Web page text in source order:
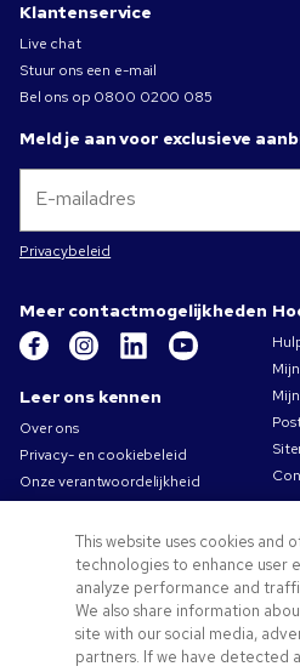
Klantenservice
Live chat
Stuur ons een e-mail
Bel ons op 0800 0200 085
Meld je aan voor exclusieve
Privacybeleid
Meer contactmogelijkheden
Leer ons kennen
Over ons
Privacy- en cookiebeleid
Onze verantwoordelijkheid
Algemene verkoopsvoorwaarden
Carrières bij Pens.com
Aanbiedingen &
hulpmiddelen
Relatiegeschenken
This website uses cookies and
technologies to enhance user
analyze performance and
We also share information
site with our social media,
partners. If we have detected